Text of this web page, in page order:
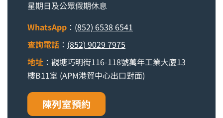
星期日及公眾假期休息
WhatsApp ： (852) 6538 6541
查詢電話 ： (852) 9029 7975
地址 ：觀塘巧明街116-118號萬年工業大廈13
樓B11室 (APM港貿中心出口對面)
陳列室預約